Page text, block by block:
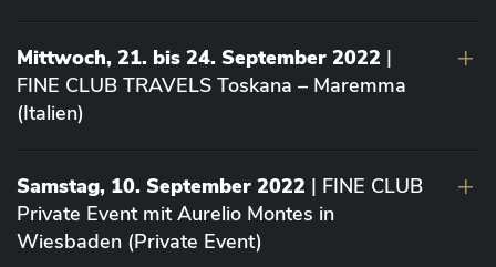
Mittwoch, 21. bis 24. September 2022 |
FINE CLUB TRAVELS Toskana – Maremma
(Italien)
Samstag, 10. September 2022 | FINE CLUB
Private Event mit Aurelio Montes in
Wiesbaden (Private Event)